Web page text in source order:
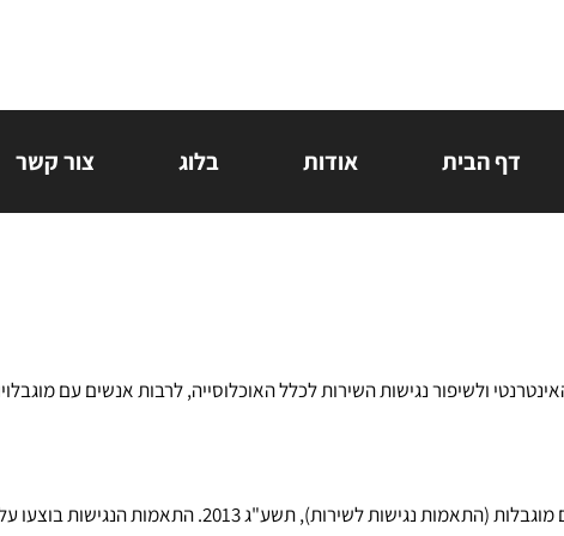
דף הבית אודות בלוג צור קשר
ולשיפור נגישות השירות לכלל האוכלוסייה, לרבות אנשים עם